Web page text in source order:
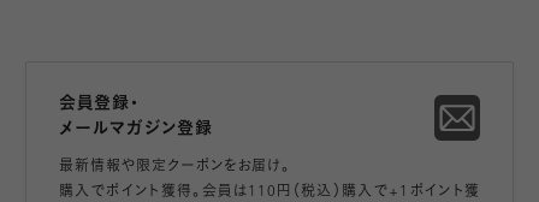
会員登録・
メールマガジン登録
最新情報や限定クーポンをお届け。
購入でポイント獲得。会員は110円（税込）購入で+1ポイント獲